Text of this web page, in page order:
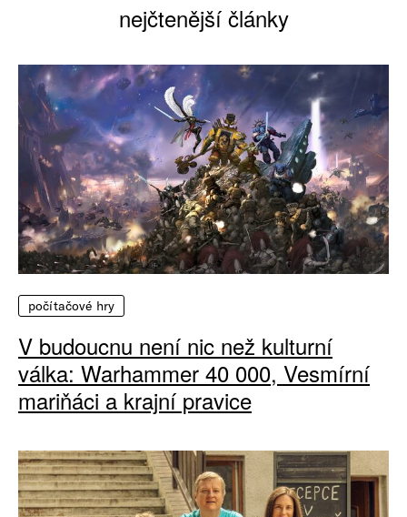
nejčtenější články
počítačové hry
V budoucnu není nic než kulturní
válka: Warhammer 40 000, Vesmírní
mariňáci a krajní pravice